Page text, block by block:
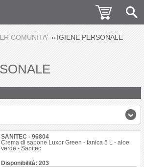
COMUNITA' IGIENE PERSONALE
SANITEC - 96804
Crema di sapone Luxor Green - tanica 5 L - aloe
verde - Sanitec
Disponibilità: 203